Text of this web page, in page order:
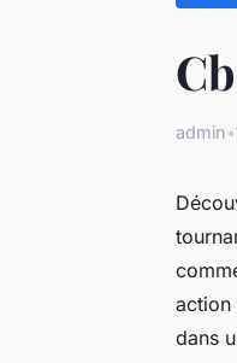
admin•
action
dans